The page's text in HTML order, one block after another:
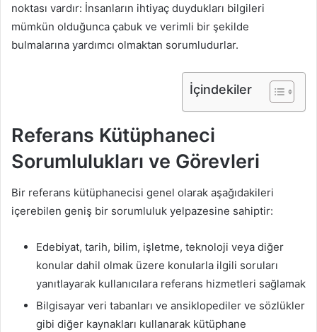
noktası vardır: İnsanların ihtiyaç duydukları bilgileri
mümkün olduğunca çabuk ve verimli bir şekilde
bulmalarına yardımcı olmaktan sorumludurlar.
İçindekiler
Referans Kütüphaneci
Sorumlulukları ve Görevleri
Bir referans kütüphanecisi genel olarak aşağıdakileri
içerebilen geniş bir sorumluluk yelpazesine sahiptir:
Edebiyat, tarih, bilim, işletme, teknoloji veya diğer
konular dahil olmak üzere konularla ilgili soruları
yanıtlayarak kullanıcılara referans hizmetleri sağlamak
Bilgisayar veri tabanları ve ansiklopediler ve sözlükler
gibi diğer kaynakları kullanarak kütüphane